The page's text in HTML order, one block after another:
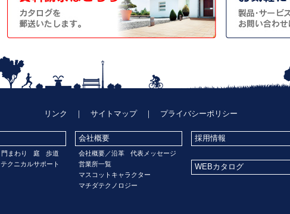
リンク ｜ サイトマップ｜ プライバシーポリシー
門まわり 庭
歩道
テクニカルサポート
会社概要
会社概要／沿革
代表メッセージ
営業所一覧
マスコットキャラクター
マチダテクノロジー
採用情報
WEBカタログ